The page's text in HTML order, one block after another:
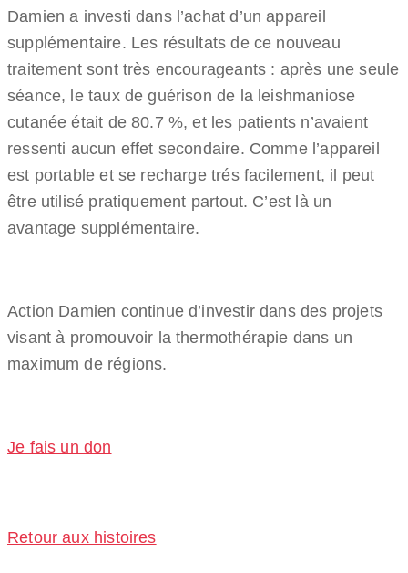
Damien a investi dans l’achat d’un appareil
supplémentaire. Les résultats de ce nouveau
traitement sont très encourageants : après une seule
séance, le taux de guérison de la leishmaniose
cutanée était de 80.7 %, et les patients n’avaient
ressenti aucun effet secondaire. Comme l’appareil
est portable et se recharge trés facilement, il peut
être utilisé pratiquement partout. C’est là un
avantage supplémentaire.
Action Damien continue d’investir dans des projets
visant à promouvoir la thermothérapie dans un
maximum de régions.
Je fais un don
Retour aux histoires